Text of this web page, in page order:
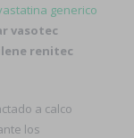
generico
vasotec
renitec
a calco
los